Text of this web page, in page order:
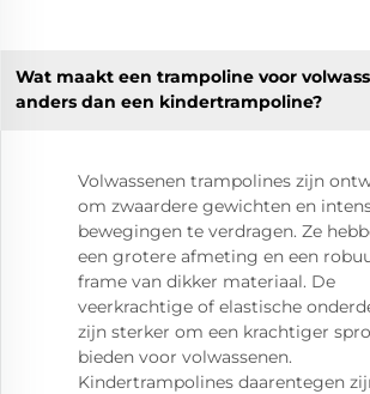
Wat maakt een trampoline voor
anders dan een kindertrampoline?
Volwassenen trampolines zijn
om zwaardere gewichten en
bewegingen te verdragen. Ze
een grotere afmeting en een
frame van dikker materiaal. De
veerkrachtige of elastische
zijn sterker om een krachtiger
bieden voor volwassenen.
Kindertrampolines daarentegen